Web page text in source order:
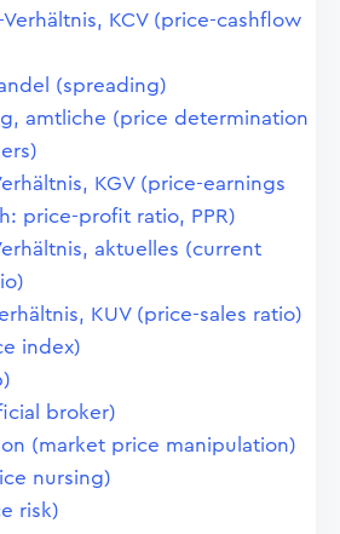
KCV (price-cashflow
(spreading)
amtliche (price determination
KGV (price-earnings
price-profit ratio, PPR)
aktuelles (current
KUV (price-sales ratio)
index)
broker)
(market price manipulation)
nursing)
risk)